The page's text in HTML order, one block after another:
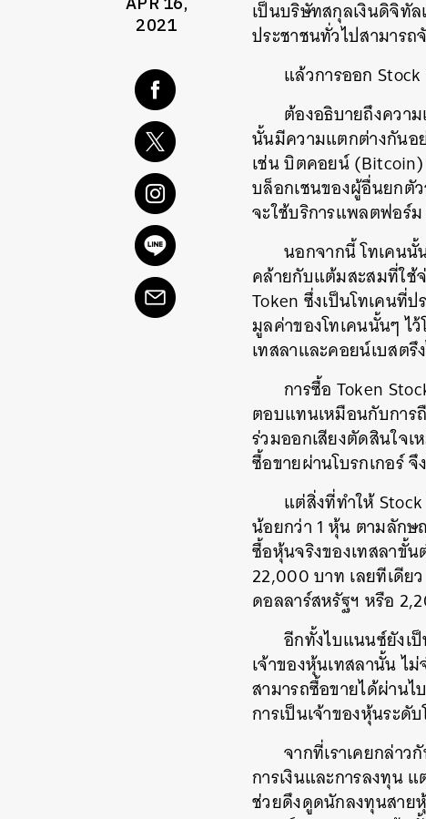
2021
เป็นบริษัทสกุลเงินดิจิทั
ประชาชนทั่วไปสามารถ
แล้วการออก
ต้องอธิบายถึงความ
นั้นมีความแตกต่างกันอ
เช่น บิตคอยน์ (Bitcoin)
บล็อกเชนของผู้อื่นยกตัว
จะใช้บริการแพลตฟอร์
นอกจากนี้ โทเคนนั้
คล้ายกับแต้มสะสมที่ใช้จ่
Token ซึ่งเป็นโทเคนที่
มูลค่าของโทเคนนั้นๆ ไ
เทสลาและคอยน์เบสตรึ
การซื้อ Token
ตอบแทนเหมือนกับการ
ร่วมออกเสียงตัดสินใจ
ซื้อขายผ่านโบรกเกอร์
แต่สิ่งที่ทำให้
น้อยกว่า 1 หุ้น ตามลักษ
ซื้อหุ้นจริงของเทสลาขั้
22,000 บาท เลยทีเดีย
ดอลลาร์สหรัฐฯ หรือ
อีกทั้งไบแนนซ์ยังเ
เจ้าของหุ้นเทสลานั้น ไ
สามารถซื้อขายได้ผ่านไ
การเป็นเจ้าของหุ้นระดั
จากที่เราเคยกล่า
การเงินและการลงทุน
ช่วยดึงดูดนักลงทุนสาย